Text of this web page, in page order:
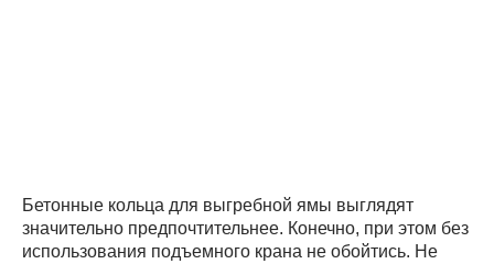
Бетонные кольца для выгребной ямы выглядят
значительно предпочтительнее. Конечно, при этом без
использования подъемного крана не обойтись. Не